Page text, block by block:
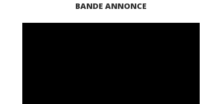
BANDE ANNONCE